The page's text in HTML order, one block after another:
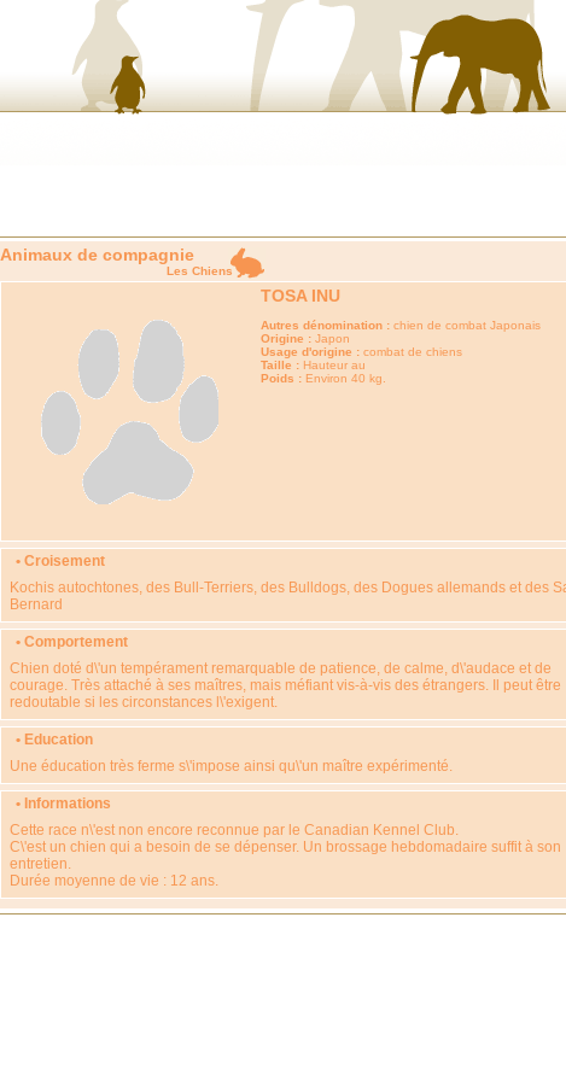
Animaux de compagnie
Les Chiens
TOSA INU
Autres dénomination : chien de combat Japonais
Origine : Japon
Usage d'origine : combat de chiens
Taille : Hauteur au
Poids : Environ 40 kg.
• Croisement
Kochis autochtones, des Bull-Terriers, des Bulldogs, des Dogues allemands et des
Bernard
• Comportement
Chien doté d\'un tempérament remarquable de patience, de calme, d\'audace et de
courage. Très attaché à ses maîtres, mais méfiant vis-à-vis des étrangers. Il peut être
redoutable si les circonstances l\'exigent.
• Education
Une éducation très ferme s\'impose ainsi qu\'un maître expérimenté.
• Informations
Cette race n\'est non encore reconnue par le Canadian Kennel Club.
C\'est un chien qui a besoin de se dépenser. Un brossage hebdomadaire suffit à son
entretien.
Durée moyenne de vie : 12 ans.